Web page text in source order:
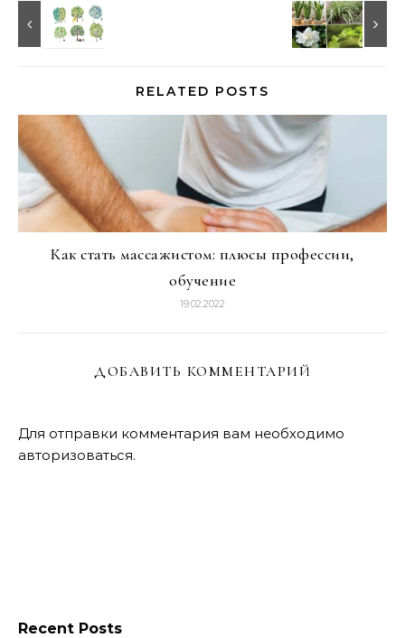
RELATED POSTS
Как стать массажистом: плюсы профессии,
обучение
19.02.2022
ДОБАВИТЬ КОММЕНТАРИЙ
Для отправки комментария вам необходимо
авторизоваться.
Recent Posts